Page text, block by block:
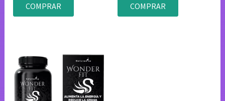
4.75
de 5
COMPRAR
4.83
de 5
COMPRAR